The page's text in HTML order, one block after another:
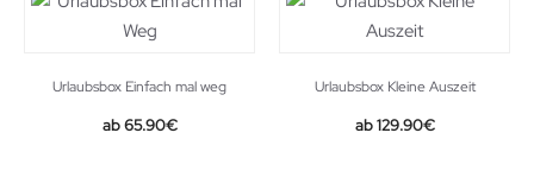
Urlaubsbox Einfach mal weg
65.90€
Urlaubsbox Kleine Auszeit
129.90€